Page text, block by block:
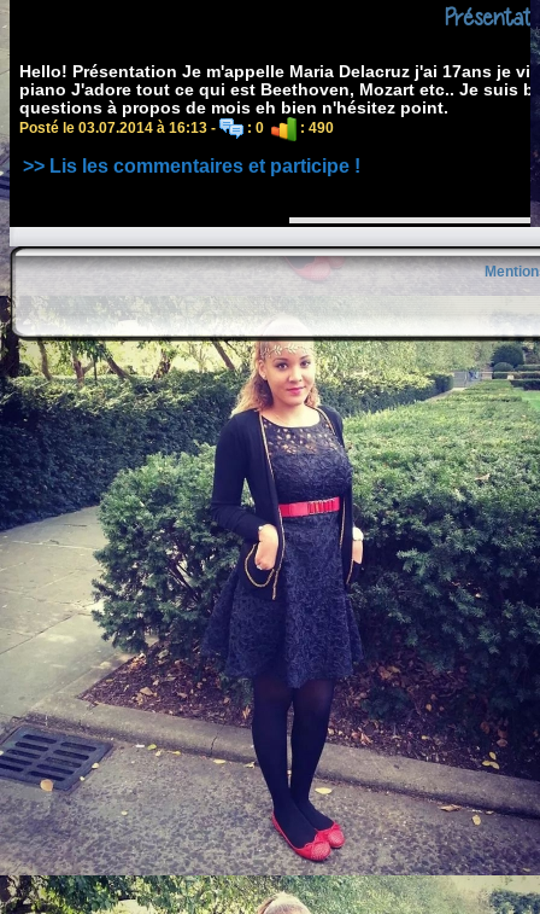
Hello! Présentation Je m'appelle Maria Delacruz j'ai 17ans je
piano J'adore tout ce qui est Beethoven, Mozart etc.. Je suis
questions à propos de mois eh bien n'hésitez point.
Posté le 03.07.2014 à 16:13 - : 0 : 490
>> Lis les commentaires et participe !